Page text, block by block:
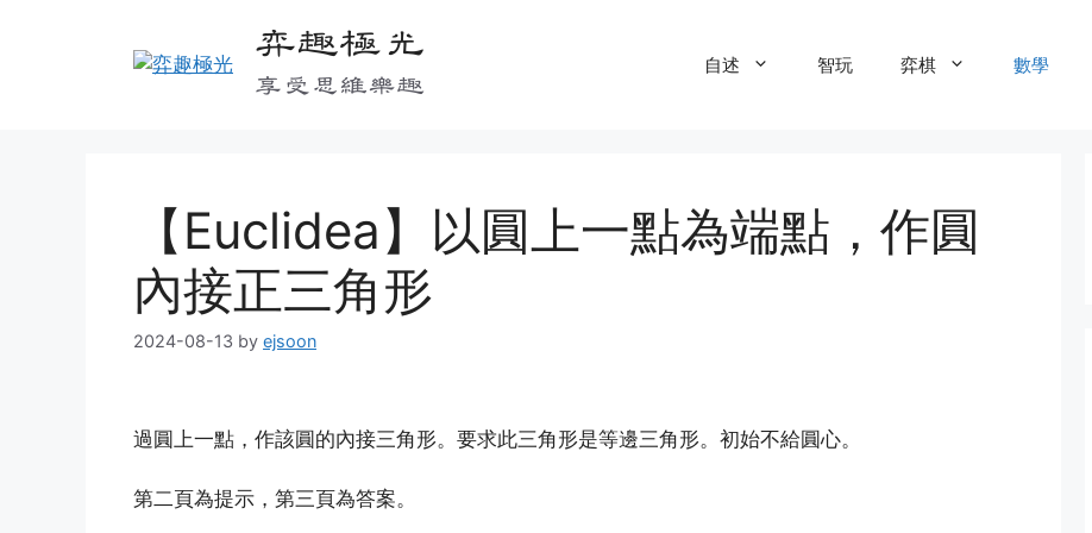
弈趣極光
享受思維樂趣
自述 智玩 弈棋 數學
【Euclidea】以圓上一點為端點，作圓
內接正三角形
2024-08-13 by ejsoon
過圓上一點，作該圓的內接三角形。要求此三角形是等邊三角形。初始不給圓心。
第二頁為提示，第三頁為答案。